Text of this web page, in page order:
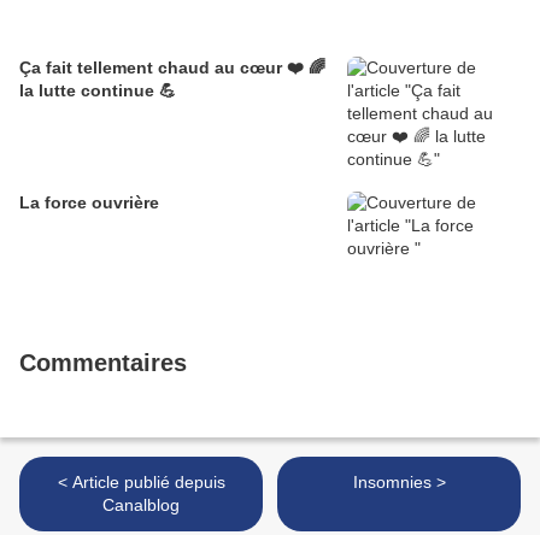
Ça fait tellement chaud au cœur ❤️ 🌈
la lutte continue 💪
La force ouvrière
Commentaires
< Article publié depuis
Canalblog
Insomnies >